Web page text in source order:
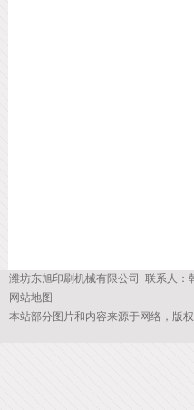
潍坊东旭印刷机械有限公司 联系人
网站地图
本站部分图片和内容来源于网络，版